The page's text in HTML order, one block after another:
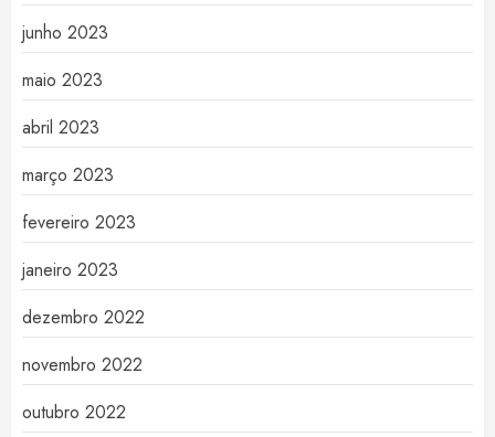
junho 2023
maio 2023
abril 2023
março 2023
fevereiro 2023
janeiro 2023
dezembro 2022
novembro 2022
outubro 2022